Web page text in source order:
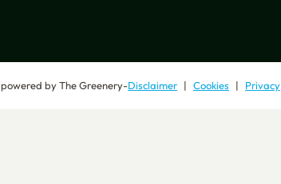
powered byThe Greenery-Disclaimer Cookies Privacy